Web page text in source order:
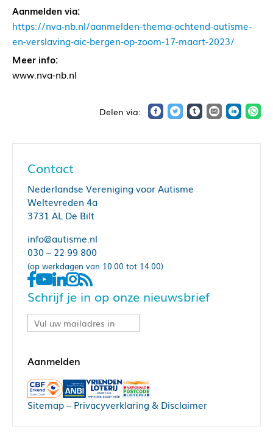
Aanmelden via:
https://nva-nb.nl/aanmelden-thema-ochtend-autisme-
en-verslaving-aic-bergen-op-zoom-17-maart-2023/
Meer info:
www.nva-nb.nl
Contact
Nederlandse Vereniging voor Autisme
Weltevreden 4a
3731 AL De Bilt
info@autisme.nl
030 – 22 99 800
(op werkdagen van 10.00 tot 14.00)
Schrijf je in op onze nieuwsbrief
Sitemap– Privacyverklaring & Disclaimer